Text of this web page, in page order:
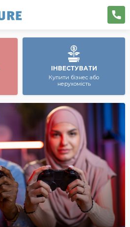
ІНВЕСТУВАТИ
Купити бізнес або
нерухомість